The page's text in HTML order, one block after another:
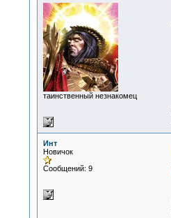
таинственный незнакомец
Инт
Новичок
Сообщений: 9